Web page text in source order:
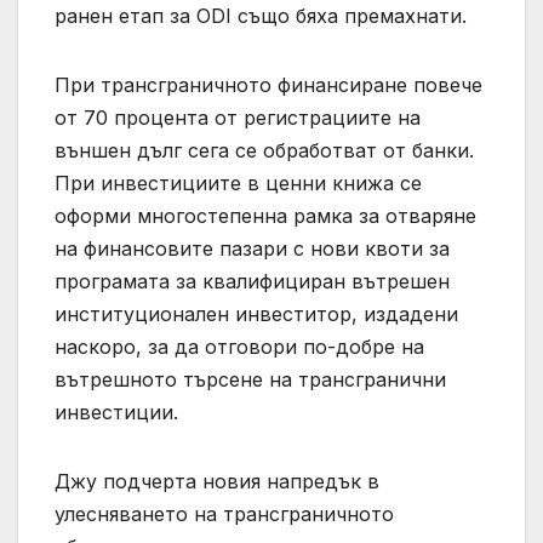
ранен етап за ODI също бяха премахнати.
При трансграничното финансиране повече
от 70 процента от регистрациите на
външен дълг сега се обработват от банки.
При инвестициите в ценни книжа се
оформи многостепенна рамка за отваряне
на финансовите пазари с нови квоти за
програмата за квалифициран вътрешен
институционален инвеститор, издадени
наскоро, за да отговори по-добре на
вътрешното търсене на трансгранични
инвестиции.
Джу подчерта новия напредък в
улесняването на трансграничното